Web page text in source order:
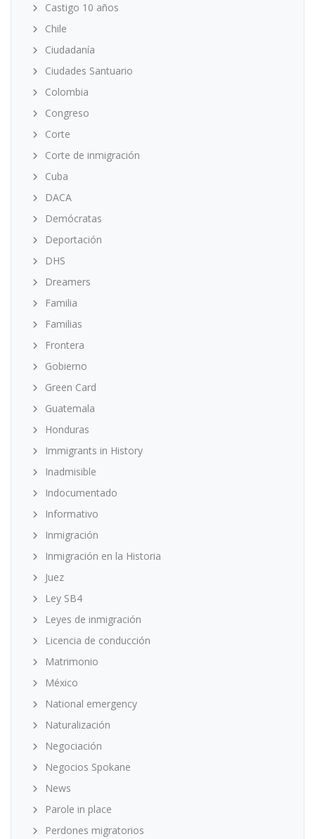
Castigo 10 años
Chile
Ciudadanía
Ciudades Santuario
Colombia
Congreso
Corte
Corte de inmigración
Cuba
DACA
Demócratas
Deportación
DHS
Dreamers
Familia
Familias
Frontera
Gobierno
Green Card
Guatemala
Honduras
Immigrants in History
Inadmisible
Indocumentado
Informativo
Inmigración
Inmigración en la Historia
Juez
Ley SB4
Leyes de inmigración
Licencia de conducción
Matrimonio
México
National emergency
Naturalización
Negociación
Negocios Spokane
News
Parole in place
Perdones migratorios